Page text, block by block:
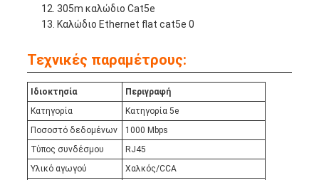
305m καλώδιο Cat5e
Καλώδιο Ethernet flat cat5e 0
Τεχνικές παραμέτρους:
Ιδιοκτησία
Περιγραφή
Κατηγορία
Κατηγορία 5e
Ποσοστό δεδομένων
1000 Mbps
Τύπος συνδέσμου
RJ45
Υλικό αγωγού
Χαλκός/CCA